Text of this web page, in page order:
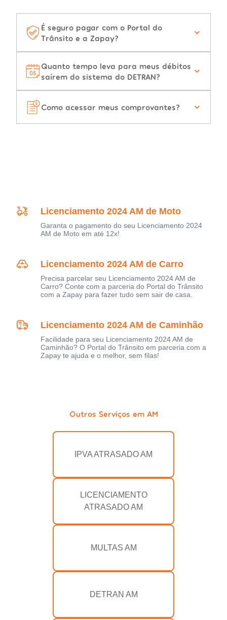
É seguro pagar com o Portal do
Trânsito e a Zapay?
Quanto tempo leva para meus débitos
saírem do sistema do DETRAN?
Como acessar meus comprovantes?
Licenciamento 2024 AM de Moto
Garanta o pagamento do seu Licenciamento 2024
AM de Moto em até 12x!
Licenciamento 2024 AM de Carro
Precisa parcelar seu Licenciamento 2024 AM de
Carro? Conte com a parceria do Portal do Trânsito
com a Zapay para fazer tudo sem sair de casa.
Licenciamento 2024 AM de Caminhão
Facilidade para seu Licenciamento 2024 AM de
Caminhão? O Portal do Trânsito em parceria com a
Zapay te ajuda e o melhor, sem filas!
Outros Serviços em AM
IPVA ATRASADO AM
LICENCIAMENTO
ATRASADO AM
MULTAS AM
DETRAN AM